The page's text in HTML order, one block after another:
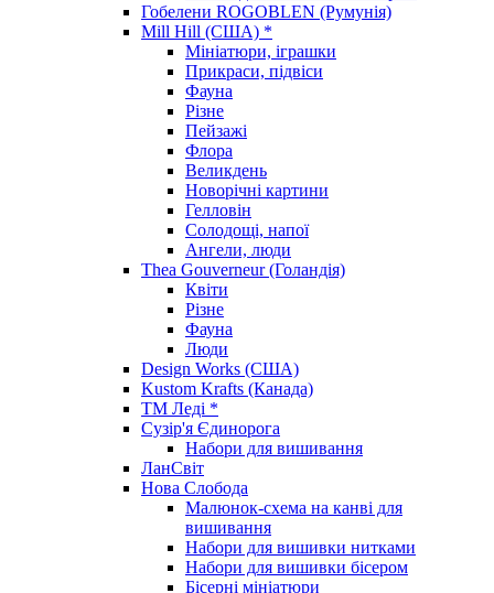
Гобелени ROGOBLEN (Румунія)
Mill Hill (США) *
Мініатюри, іграшки
Прикраси, підвіси
Фауна
Різне
Пейзажі
Флора
Великдень
Новорічні картини
Гелловін
Солодощі, напої
Ангели, люди
Thea Gouverneur (Голандія)
Квіти
Різне
Фауна
Люди
Design Works (США)
Kustom Krafts (Канада)
ТМ Леді *
Сузір'я Єдинорога
Набори для вишивання
ЛанСвіт
Нова Слобода
Малюнок-схема на канві для
вишивання
Набори для вишивки нитками
Набори для вишивки бісером
Бісерні мініатюри